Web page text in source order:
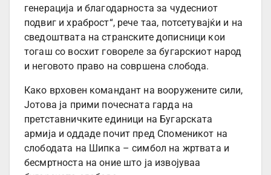
генерација и благодарноста за чудесниот
подвиг и храброст“, рече таа, потсетувајќи и на
сведоштвата на странските дописници кои
тогаш со восхит говореле за бугарскиот народ
и неговото право на совршена слобода.
Како врховен командант на вооружените сили,
Јотова ја прими почесната гарда на
претставничките единици на Бугарската
армија и оддаде почит пред Споменикот на
слободата на Шипка – симбол на жртвата и
бесмртноста на оние што ја извојуваа